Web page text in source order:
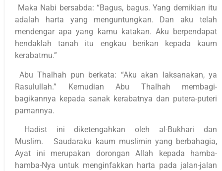
Maka Nabi bersabda: “Bagus, bagus. Yang demikian itu
adalah harta yang menguntungkan. Dan aku telah
mendengar apa yang kamu katakan. Aku berpendapat
hendaklah tanah itu engkau berikan kepada kaum
kerabatmu.”
Abu Thalhah pun berkata: “Aku akan laksanakan, ya
Rasulullah.” Kemudian Abu Thalhah membagi-
bagikannya kepada sanak kerabatnya dan putera-puteri
pamannya.
Hadist ini diketengahkan oleh al-Bukhari dan
Muslim. Saudaraku kaum muslimin yang berbahagia,
Ayat ini merupakan dorongan Allah kepada hamba-
hamba-Nya untuk menginfakkan harta pada jalan-jalan